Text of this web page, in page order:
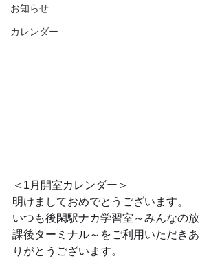
お知らせ
カレンダー
＜1月開室カレンダー＞
明けましておめでとうございます。
いつも後閑駅ナカ学習室～みんなの放
課後ターミナル～をご利用いただきあ
りがとうございます。